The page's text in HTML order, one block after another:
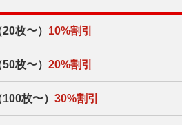
枚〜） 10%割引
枚〜） 20%割引
枚〜） 30%割引